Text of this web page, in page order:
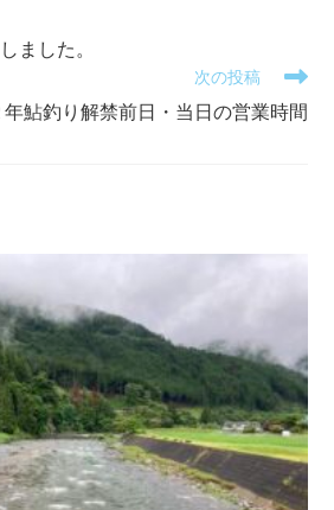
ました。
次の投稿
年鮎釣り解禁前日・当日の営業時間